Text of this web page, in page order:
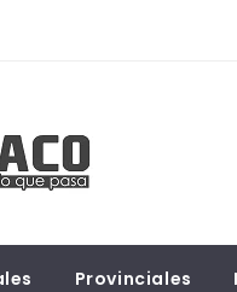
Provinciales